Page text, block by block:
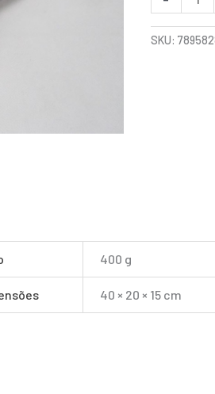
SKU:
400 g
40 × 20 × 15 cm